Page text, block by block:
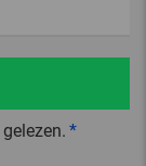
gelezen.